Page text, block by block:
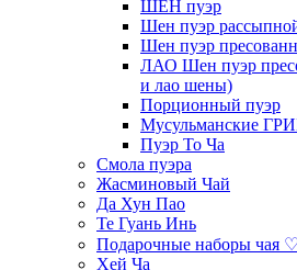
ШЕН пуэр
Шен пуэр
Шен пуэр
ЛАО Шен пуэр
и лао шены)
Порционный пуэр
Мусульманские
Пуэр То Ча
Смола пуэра
Жасминовый Чай
Да Хун Пао
Те Гуань Инь
Подарочные наборы чая ♡
Хей Ча